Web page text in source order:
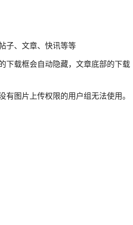
子、文章、快讯等等
下载框会自动隐藏，文章底部的下载
图片上传权限的用户组无法使用。